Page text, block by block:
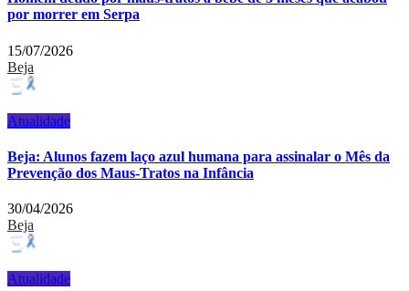
por morrer em Serpa
15/07/2026
Beja
Atualidade
Beja: Alunos fazem laço azul humana para assinalar o Mês da
Prevenção dos Maus-Tratos na Infância
30/04/2026
Beja
Atualidade